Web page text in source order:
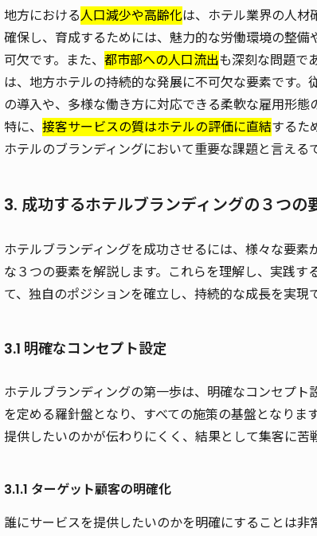
地方における人口減少や高齢化は、ホテル業界の人材
確保し、育成するためには、魅力的な労働環境の整
可欠です。また、 都市部への人口流出も深刻な問題で
は、地方ホテルの持続的な発展に不可欠な要素です
の導入や、多様な働き方に対応できる柔軟な雇用形態
特に、 接客サービスの質はホテルの評価に直結するた
ホテルのブランディングにおいて重要な課題と言える
3. 成功するホテルブランディングの３つの
ホテルブランディングを成功させるには、様々な要
な３つの要素を解説します。これらを理解し、実践す
て、独自のポジションを確立し、持続的な成長を実現
3.1 明確なコンセプト設定
ホテルブランディングの第一歩は、明確なコンセプ
を定める羅針盤となり、すべての施策の基盤となりま
提供したいのかが伝わりにくく、結果として集客に苦
3.1.1 ターゲット顧客の明確化
誰にサービスを提供したいのかを明確にすることは